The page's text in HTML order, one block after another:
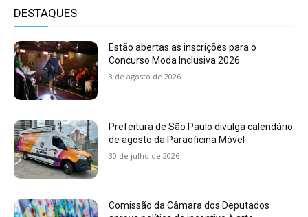
DESTAQUES
Estão abertas as inscrições para o
Concurso Moda Inclusiva 2026
3 de agosto de 2026
Prefeitura de São Paulo divulga calendário
de agosto da Paraoficina Móvel
30 de julho de 2026
Comissão da Câmara dos Deputados